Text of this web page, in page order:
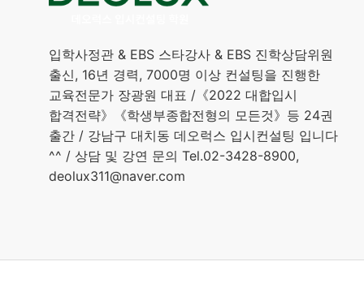
입학사정관 & EBS 스타강사 & EBS 진학상담위원
출신, 16년 경력, 7000명 이상 컨설팅을 진행한
교육전문가 장광원 대표 /《2022 대합입시
합격전략》《학생부종합전형의 모든것》등 24권
출간 / 강남구 대치동 데오럭스 입시컨설팅 입니다
^^ / 상담 및 강연 문의 Tel.02-3428-8900,
deolux311@naver.com